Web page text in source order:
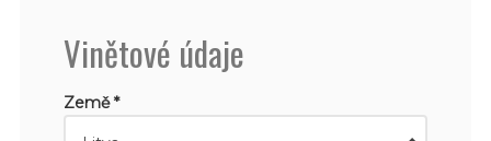
Vinětové údaje
Země *